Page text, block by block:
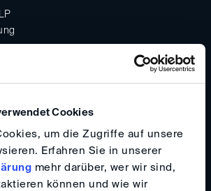
Cookies
um die Zugriffe auf unsere
Erfahren Sie in unserer
mehr darüber, wer wir sind,
können und wie wir
15, 60329, Frankfurt am Main,
twobirds.com